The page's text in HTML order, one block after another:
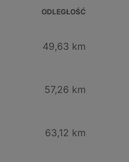
ODLEGŁOŚĆ
49,63 km
57,26 km
63,12 km